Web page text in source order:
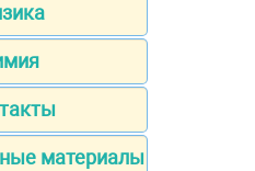
материалы